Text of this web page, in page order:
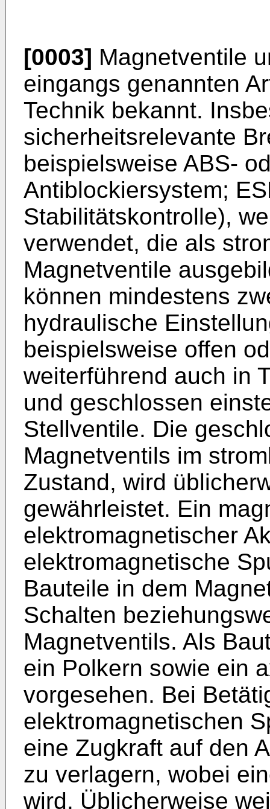
[0003] Magnetventile
eingangs genannten
Technik bekannt.
sicherheitsrelevante
beispielsweise ABS-
Antiblockiersystem;
Stabilitätskontrolle),
verwendet, die als
Magnetventile
können mindestens
hydraulische
beispielsweise offen
weiterführend auch in
und geschlossen
Stellventile. Die
Magnetventils im
Zustand, wird
gewährleistet. Ein
elektromagnetischer
elektromagnetische
Bauteile in dem
Schalten
Magnetventils. Als
ein Polkern sowie ein
vorgesehen. Bei
elektromagnetischen
eine Zugkraft auf den
zu verlagern, wobei
wird. Üblicherweise